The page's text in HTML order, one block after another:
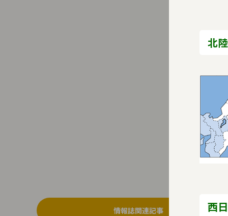
情報誌関連記事
北
西